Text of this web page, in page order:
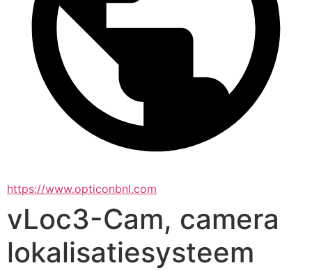
https://www.opticonbnl.com
vLoc3-Cam, camera
lokalisatiesysteem